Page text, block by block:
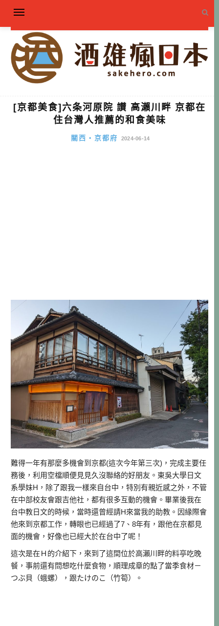
[京都美食]六条河原院 讃 高瀨川畔 京都在
住台灣人推薦的和食美味
關西・京都府 2024-06-14
難得一年有那麼多機會到京都(這次今年第三次)，完成主要任
務後，利用空檔順便見見久沒聯絡的好朋友。東吳大學日文
系學妹H，除了跟我一樣來自台中，特別有親近感之外，不管
在中部校友會跟吉他社，都有很多互動的機會。畢業後我在
台中教日文的時候，當時還曾經請H來當我的助教。因緣際會
他來到京都工作，轉眼也已經過了7、8年有，跟他在京都見
面的機會，好像也已經大於在台中了呢！
這次是在Ｈ的介紹下，來到了這間位於高瀨川畔的料亭吃晚
餐，事前還有問想吃什麼食物，順理成章的點了當季食材－
つぶ貝（蛾螺），跟たけのこ（竹筍）。